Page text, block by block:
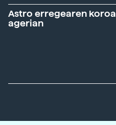
Astro erregearen koroa
agerian